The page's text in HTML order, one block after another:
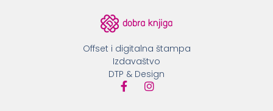
Offset i digitalna štampa
Izdavaštvo
DTP & Design